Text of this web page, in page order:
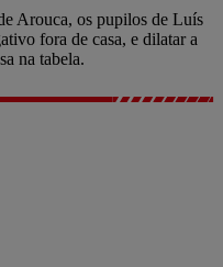
Arouca, os pupilos de Luís
fora de casa, e dilatar a
na tabela.